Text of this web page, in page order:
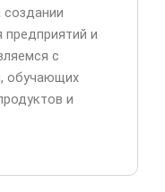
предприятий и
с
обучающих
и